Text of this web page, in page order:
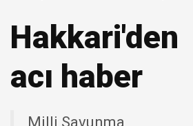
Hakkari'den
acı haber
Milli Savunma